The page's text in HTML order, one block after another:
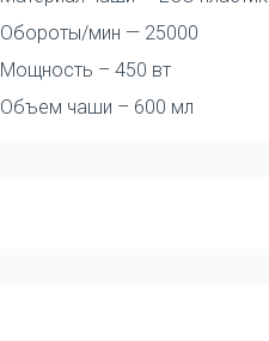
Обороты/мин — 25000
Мощность – 450 вт
Объем чаши – 600 мл